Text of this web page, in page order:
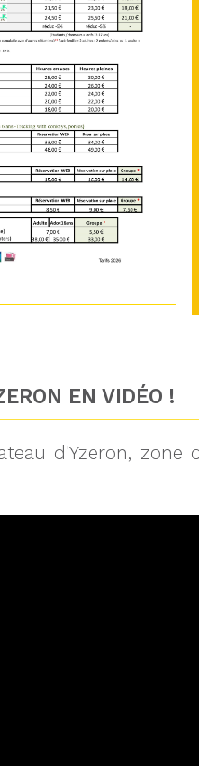
EN VIDÉO !
d'Yzeron,